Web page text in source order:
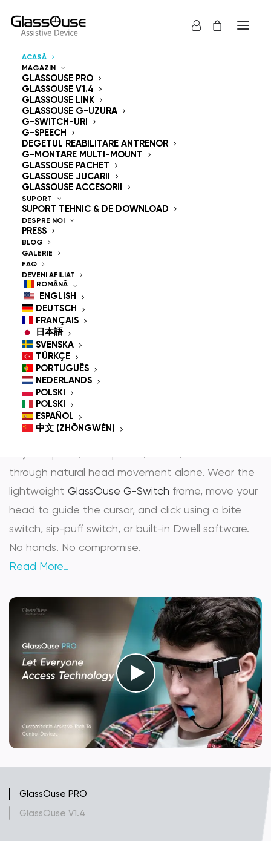
ACASĂ
MAGAZIN
GLASSOUSE PRO
GLASSOUSE V1.4
GLASSOUSE LINK
GLASSOUSE G-UZURA
G-SWITCH-URI
G-SPEECH
DEGETUL REABILITARE ANTRENOR
G-MONTARE MULTI-MOUNT
GLASSOUSE PACHET
GLASSOUSE JUCARII
GLASSOUSE ACCESORII
SUPORT
SUPORT TEHNIC & DE DOWNLOAD
DESPRE NOI
PRESS
BLOG
GALERIE
FAQ
DEVENI AFILIAT
ROMÂNĂ
ENGLISH
DEUTSCH
FRANÇAIS
日本語
SVENSKA
TÜRKÇE
PORTUGUÊS
NEDERLANDS
POLSKI
POLSKI
ESPAÑOL
中文 (ZHŌNGWÉN)
Dispozitive de control
Mâini libere
GlassOuse — The
World's #1 Hands-Free
Mouse & Head
Controlled Mouse for
People With
Disabilities
GlassOuse is the most trusted
head controlled mouse
assistive technology that gives people with
physical disabilities full, independent control over
through natural head movement alone. Wear the
lightweight GlassOuse G-Switch frame, move your
head to guide the cursor, and click using a bite
switch, sip-puff switch, or built-in Dwell software.
No hands. No compromise.
Read More…
GlassOuse PRO
GlassOuse V1.4